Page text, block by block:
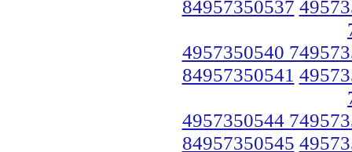
84957350537
4957350540
84957350541
4957350544
84957350545